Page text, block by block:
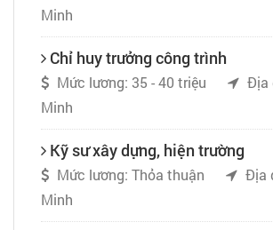
Minh
Chỉ huy trưởng công trình
Mức lương: 35 - 40 triệu
Địa
Minh
Kỹ sư xây dựng, hiện trường
Mức lương: Thỏa thuận
Địa
Minh